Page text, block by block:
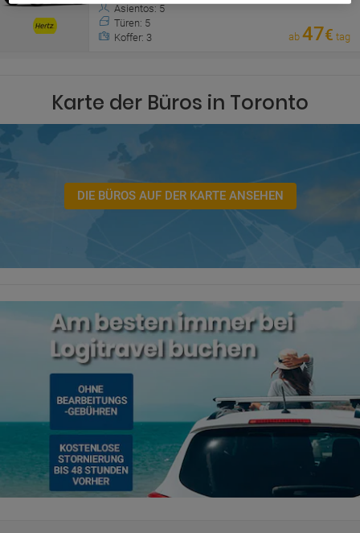
Asientos: 5
Türen: 5
Koffer: 3
ab 47€ tag
Karte der Büros in Toronto
DIE BÜROS AUF DER KARTE ANSEHEN